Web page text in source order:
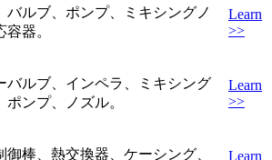
バルブ、ポンプ、ミキシングノ
器。
Learn
>>
バルブ、インペラ、ミキシング
ポンプ、ノズル。
Learn
>>
御棒、熱交換器、ケーシング、
Learn